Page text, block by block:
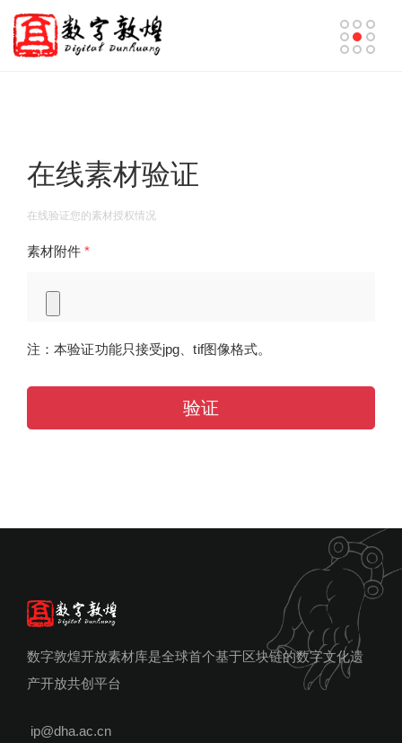
在线素材验证
在线验证您的素材授权情况
素材附件 *
注：本验证功能只接受jpg、tif图像格式。
验证
数字敦煌开放素材库是全球首个基于区块链的数字文化遗
产开放共创平台
ip@dha.ac.cn